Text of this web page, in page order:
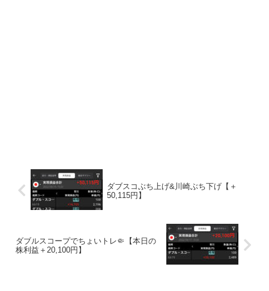
ダブスコぶち上げ&川崎ぶち下げ【＋
50,115円】
ダブルスコープでちょいトレ🤏【本日の
株利益＋20,100円】